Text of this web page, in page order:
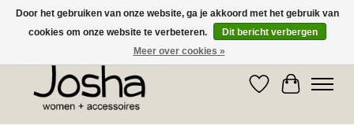
GRATIS OPHALEN IN DE WINKEL EN GRATIS VERZENDING VANAF € 75,00
Verlanglijst
Door het gebruiken van onze website, ga je akkoord met het gebruik van
cookies om onze website te verbeteren.
Dit bericht verbergen
Meer over cookies »